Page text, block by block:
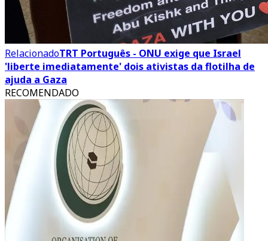
RelacionadoTRT Português - ONU exige que Israel
'liberte imediatamente' dois ativistas da flotilha de
ajuda a Gaza
RECOMENDADO